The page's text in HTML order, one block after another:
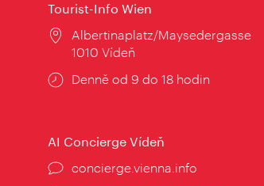
Tourist-Info Wien
Místo:
Albertinaplatz/Maysedergasse
1010 Vídeň
Provozní
Denně od 9 do 18 hodin
AI Concierge Vídeň
concierge.vienna.info